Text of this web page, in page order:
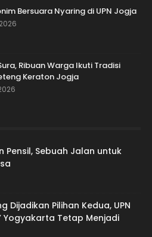
Bersuara Nyaring di UPN Jogja
Ribuan Warga Ikuti Tradisi
Keraton Jogja
Pensil, Sebuah Jalan untuk
Dijadikan Pilihan Kedua, UPN
Yogyakarta Tetap Menjadi